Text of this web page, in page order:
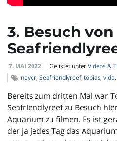
3. Besuch
7. MAI 2022 Gelistet unterVideos &
neyer, Seafriendlyreef, tobias, vide,
Bereits zum dritten Mal war
Seafriendlyreef zu Besuch
Aquarium zu filmen. Es ist
der ja jedes Tag das